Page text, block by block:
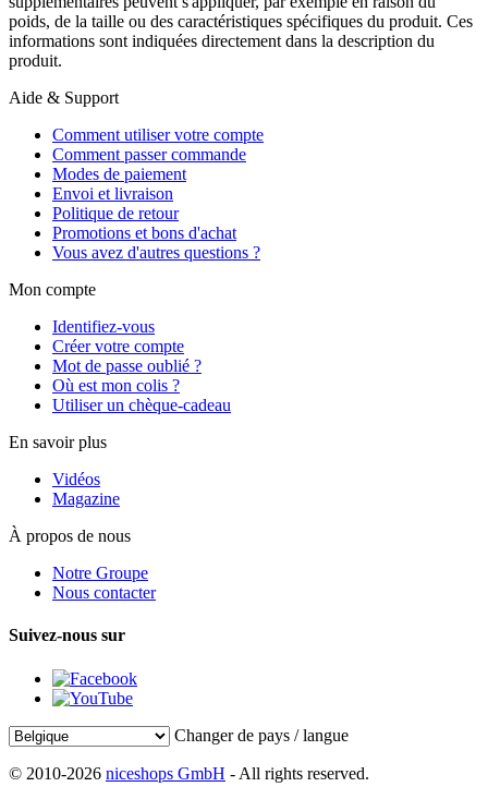
poids, de la taille ou des caractéristiques spécifiques du produit. Ces
informations sont indiquées directement dans la description du
produit.
Aide & Support
Comment utiliser votre compte
Comment passer commande
Modes de paiement
Envoi et livraison
Politique de retour
Promotions et bons d'achat
Vous avez d'autres questions ?
Mon compte
Identifiez-vous
Créer votre compte
Mot de passe oublié ?
Où est mon colis ?
Utiliser un chèque-cadeau
En savoir plus
Vidéos
Magazine
À propos de nous
Notre Groupe
Nous contacter
Suivez-nous sur
Changer de pays / langue
© 2010-2026 niceshops GmbH - All rights reserved.